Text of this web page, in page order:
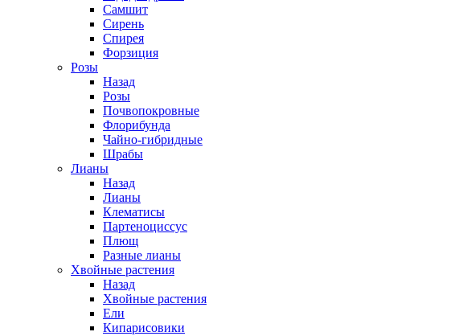
Самшит
Сирень
Спирея
Форзиция
Розы
Назад
Розы
Почвопокровные
Флорибунда
Чайно-гибридные
Шрабы
Лианы
Назад
Лианы
Клематисы
Партеноциссус
Плющ
Разные лианы
Хвойные растения
Назад
Хвойные растения
Ели
Кипарисовики